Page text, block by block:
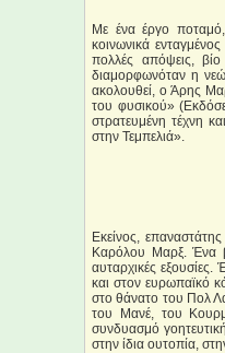
Με ένα έργο
κοινωνικά
πολλές απόψεις,
διαμορφωνόταν η
ακολουθεί, ο Άρης
του φυσικού»
στρατευμένη τέχνη
στην Τεμπελιά».
Εκείνος,
Καρόλου Μαρξ. Ένα
αυταρχικές
και στον ευρωπαϊκό
στο θάνατο του Πολ
του Μανέ, του
συνδυασμό
στην ίδια ουτοπία,